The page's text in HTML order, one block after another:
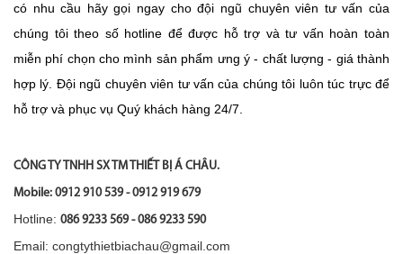
có nhu cầu hãy gọi ngay cho đội ngũ chuyên viên tư vấn của
chúng tôi theo số hotline để được hỗ trợ và tư vấn hoàn toàn
miễn phí chọn cho mình sản phẩm ưng ý - chất lượng - giá thành
hợp lý . Đội ngũ chuyên viên tư vấn của chúng tôi luôn túc trực để
hỗ trợ và phục vụ Quý khách hàng 24/7.
CÔNG TY TNHH SX TM THIẾT BỊ Á CHÂU.
Mobile: 0912 910 539 - 0912 919 679
Hotline: 086 9233 569 - 086 9233 590
Email: congtythietbiachau@gmail.com